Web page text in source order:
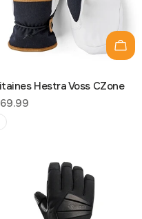
les options
Hestra Voss CZone